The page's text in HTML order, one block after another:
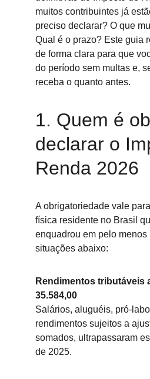
muitos contribuintes já
preciso declarar? O que
Qual é o prazo? Este guia
de forma clara para que
do período sem multas e,
receba o quanto antes.
1. Quem é
declarar o
Renda 2026
A obrigatoriedade vale
física residente no Brasil
enquadrou em pelo menos
situações abaixo:
Rendimentos tributáveis
35.584,00
Salários, aluguéis, pró-
rendimentos sujeitos a
somados, ultrapassaram
de 2025.